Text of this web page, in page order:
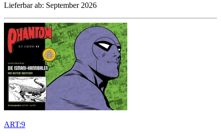
Lieferbar ab: September 2026
ART:9